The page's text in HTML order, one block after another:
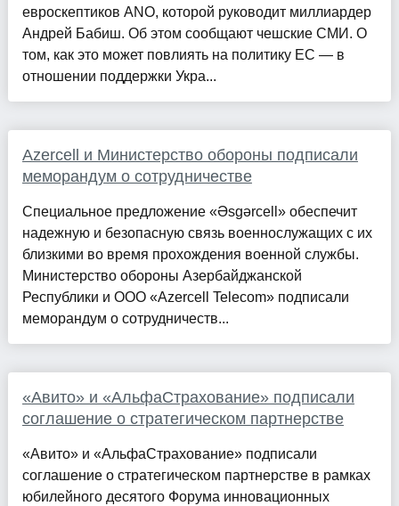
евроскептиков ANO, которой руководит миллиардер
Андрей Бабиш. Об этом сообщают чешские СМИ. О
том, как это может повлиять на политику ЕС — в
отношении поддержки Укра...
Azercell и Министерство обороны подписали
меморандум о сотрудничестве
Специальное предложение «Əsgərcell» обеспечит
надежную и безопасную связь военнослужащих с их
близкими во время прохождения военной службы.
Министерство обороны Азербайджанской
Республики и ООО «Azercell Telecom» подписали
меморандум о сотрудничеств...
«Авито» и «АльфаСтрахование» подписали
соглашение о стратегическом партнерстве
«Авито» и «АльфаСтрахование» подписали
соглашение о стратегическом партнерстве в рамках
юбилейного десятого Форума инновационных